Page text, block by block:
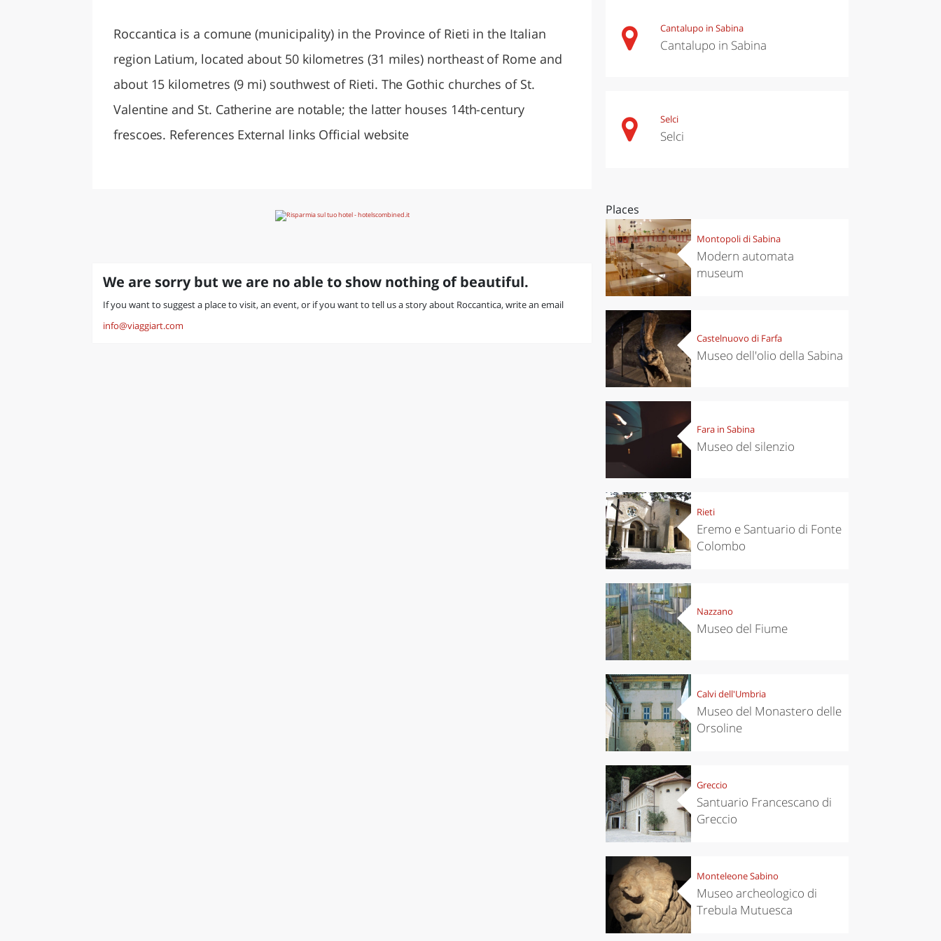
Roccantica is a comune (municipality) in the Province of Rieti in the Italian
region Latium, located about 50 kilometres (31 miles) northeast of Rome and
about 15 kilometres (9 mi) southwest of Rieti. The Gothic churches of St.
Valentine and St. Catherine are notable; the latter houses 14th-century
frescoes. References External links Official website
We are sorry but we are no able to show nothing of beautiful.
If you want to suggest a place to visit, an event, or if you want to tell us a story about Roccantica, write an email
info@viaggiart.com
Cantalupo in Sabina
Cantalupo in Sabina
Selci
Selci
Places
Montopoli di Sabina
Modern automata
museum
Castelnuovo di Farfa
Museo dell'olio della Sabina
Fara in Sabina
Museo del silenzio
Rieti
Eremo e Santuario di Fonte
Colombo
Nazzano
Museo del Fiume
Calvi dell'Umbria
Museo del Monastero delle
Orsoline
Greccio
Santuario Francescano di
Greccio
Monteleone Sabino
Museo archeologico di
Trebula Mutuesca